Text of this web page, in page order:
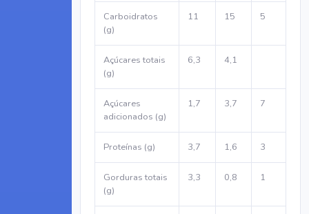
Carboidratos
(g)
11 15 5
Açúcares totais
(g)
6,3 4,1
Açúcares
adicionados (g)
1,7 3,7 7
Proteínas (g) 3,7 1,6 3
Gorduras totais
(g)
3,3 0,8 1